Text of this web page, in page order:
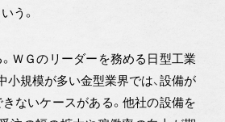
う。
ＷＧのリーダーを務める日型工業
小規模が多い金型業界では、設備が
ないケースがある。他社の設備を